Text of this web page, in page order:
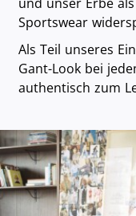
Sportswear
Als Teil unseres
Gant-Look bei
authentisch zum